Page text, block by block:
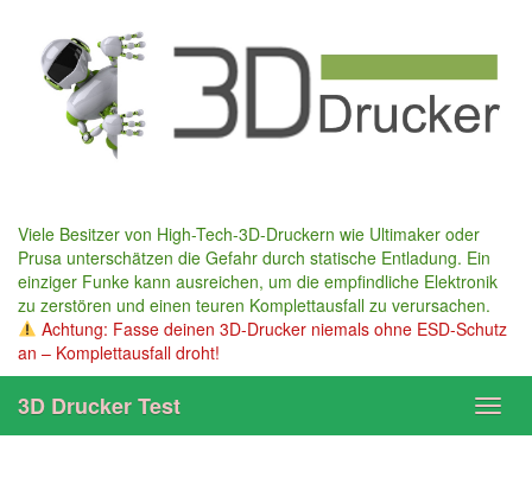
content
Viele Besitzer von High-Tech-3D-Druckern wie Ultimaker oder
Prusa unterschätzen die Gefahr durch statische Entladung. Ein
einziger Funke kann ausreichen, um die empfindliche Elektronik
zu zerstören und einen teuren Komplettausfall zu verursachen.
Achtung: Fasse deinen 3D-Drucker niemals ohne ESD-Schutz
an – Komplettausfall droht!
3D Drucker Test